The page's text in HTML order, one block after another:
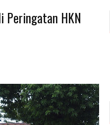
Peringatan HKN